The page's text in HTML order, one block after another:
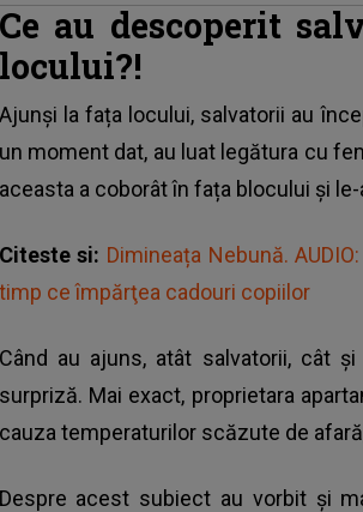
Ce au descoperit
locului?!
Ajunși la fața locului, salvatorii au
un moment dat, au luat legătura cu
aceasta a coborât în fața blocului și
Citeste si: Dimineața Nebună.
timp ce împărţea cadouri copiilor
Când au ajuns, atât salvatorii, cât
surpriză. Mai exact, proprietara
cauza temperaturilor scăzute de
Despre acest subiect au vorbit și